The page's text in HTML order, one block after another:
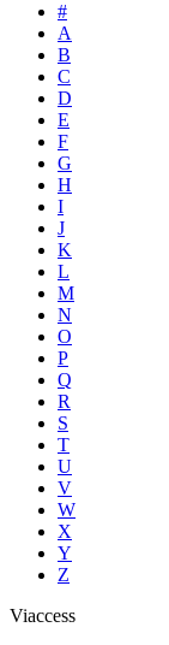
#
A
B
C
D
E
F
G
H
I
J
K
L
M
N
O
P
Q
R
S
T
U
V
W
X
Y
Z
Viaccess